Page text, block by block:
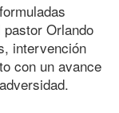
Orlando
intervención
con un avance